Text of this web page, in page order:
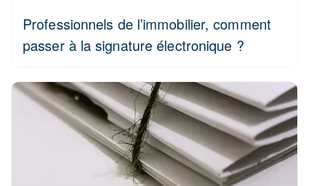
Professionnels de l’immobilier, comment
passer à la signature électronique ?